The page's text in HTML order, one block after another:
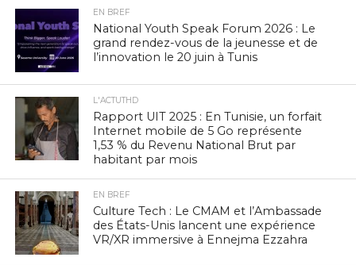
EN BREF
National Youth Speak Forum 2026 : Le
grand rendez-vous de la jeunesse et de
l’innovation le 20 juin à Tunis
L'ACTUTHD
Rapport UIT 2025 : En Tunisie, un forfait
Internet mobile de 5 Go représente
1,53 % du Revenu National Brut par
habitant par mois
EN BREF
Culture Tech : Le CMAM et l’Ambassade
des États-Unis lancent une expérience
VR/XR immersive à Ennejma Ezzahra